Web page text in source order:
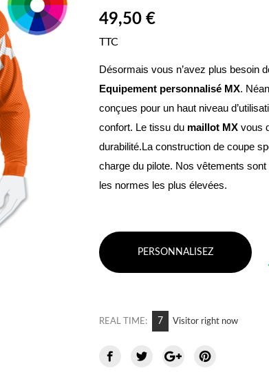
49,50 €
TTC
Equipement personnalisé MX.
conçues pour un haut niveau
confort. Le tissu du maillot MX vous
durabilité.La construction de coupe
charge du pilote. Nos vêtements
les normes les plus élevées.
PERSONNALISEZ
REAL TIME: 10 Visitor right now